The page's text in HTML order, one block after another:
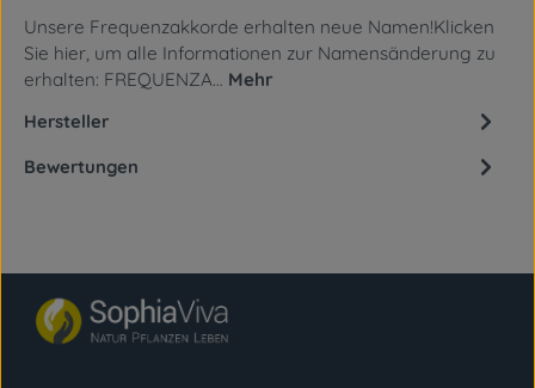
Unsere Frequenzakkorde erhalten neue Namen!Klicken
Sie hier, um alle Informationen zur Namensänderung zu
erhalten: FREQUENZA… Mehr
Hersteller
Bewertungen